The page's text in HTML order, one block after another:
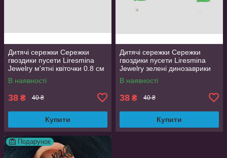
Дитячі сережки Сережки
гвоздики пусети Liresmina
Jewelry м'ятні квіточки 0.8 см
В наявності
38 ₴ 40 ₴
Купити
Дитячі сережки Сережки
гвоздики пусети Liresmina
Jewelry зелені динозаврики
0.8 см
В наявності
38 ₴ 40 ₴
Купити
Подарунок